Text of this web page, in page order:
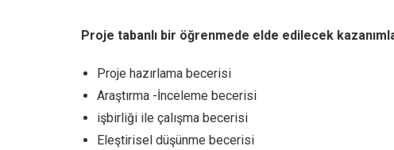
Proje tabanlı bir öğrenmede elde edilecek
Proje hazırlama becerisi
Araştırma -İnceleme becerisi
işbirliği ile çalışma becerisi
Eleştirisel düşünme becerisi